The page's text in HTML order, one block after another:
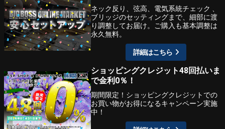
ネック反り、弦高、電気系統チェック 、
ブリッジのセッティングまで、細部に渡
り調整してお届け。ご購入も基本調整は
永久無料。
詳細はこちら
ショッピングクレジット48回払いま
で金利0％！
期間限定！ショッピングクレジットでの
お買い物がお得になるキャンペーン実施
中！